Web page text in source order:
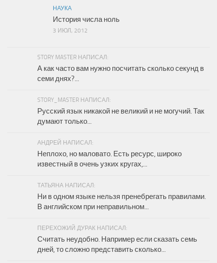
НАУКА
История числа ноль
3 ИЮЛ, 2012
STORY MASTER НАПИСАЛ:
А как часто вам нужно посчитать сколько секунд в
семи днях?...
STORY_MASTER НАПИСАЛ:
Русский язык никакой не великий и не могучий. Так
думают только...
АНДРЕЙ НАПИСАЛ:
Неплохо, но маловато. Есть ресурс, широко
известный в очень узких кругах,...
ТАТЬЯНА НАПИСАЛ:
Ни в одном языке нельзя пренебрегать правилами.
В английском при неправильном...
ПЕРЕХОЖИЙ ДУРАК НАПИСАЛ:
Считать неудобно. Например если сказать семь
дней, то сложно представить сколько...